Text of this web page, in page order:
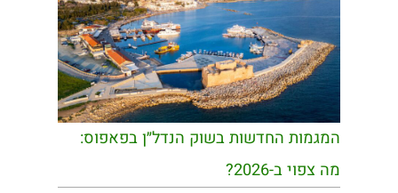
המגמות החדשות בשוק הנדל״ן בפאפוס:
מה צפוי ב-2026?